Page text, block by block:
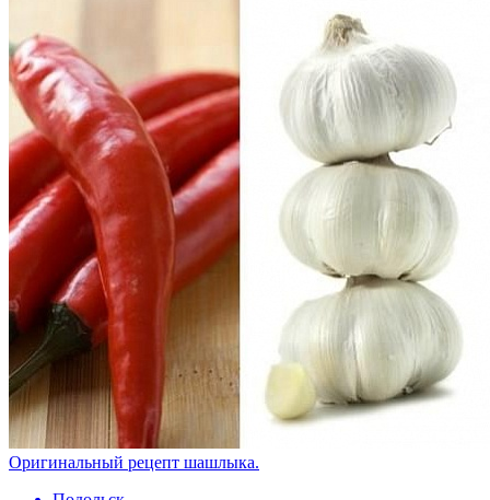
Оригинальный рецепт шашлыка.